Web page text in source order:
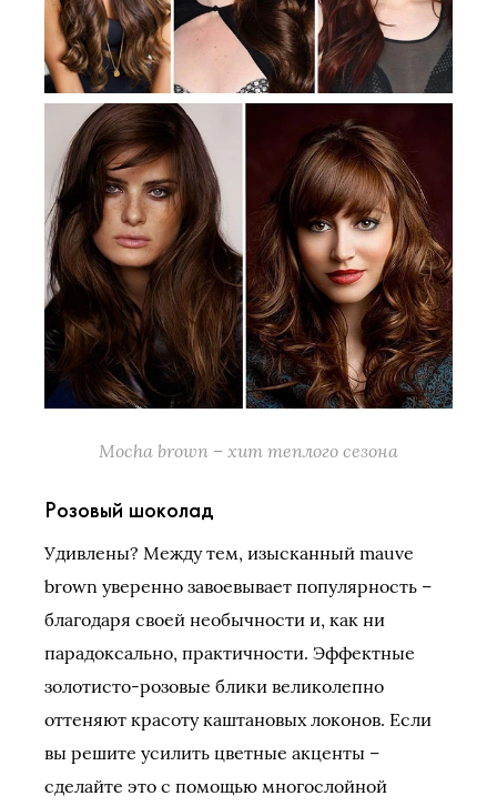
Mocha brown – хит теплого сезона
Розовый шоколад
Удивлены? Между тем, изысканный mauve
brown уверенно завоевывает популярность –
благодаря своей необычности и, как ни
парадоксально, практичности. Эффектные
золотисто-розовые блики великолепно
оттеняют красоту каштановых локонов. Если
вы решите усилить цветные акценты –
сделайте это с помощью многослойной